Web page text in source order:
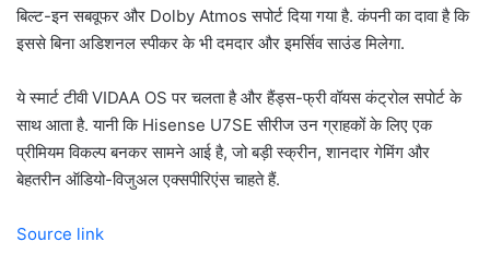
बिल्ट-इन सबवूफर और Dolby Atmos सपोर्ट दिया गया है. कंपनी का दावा है कि
इससे बिना अडिशनल स्पीकर के भी दमदार और इमर्सिव साउंड मिलेगा.
ये स्मार्ट टीवी VIDAA OS पर चलता है और हैंड्स-फ्री वॉयस कंट्रोल सपोर्ट के
साथ आता है. यानी कि Hisense U7SE सीरीज उन ग्राहकों के लिए एक
प्रीमियम विकल्प बनकर सामने आई है, जो बड़ी स्क्रीन, शानदार गेमिंग और
बेहतरीन ऑडियो-विजुअल एक्सपीरिएंस चाहते हैं.
Source link